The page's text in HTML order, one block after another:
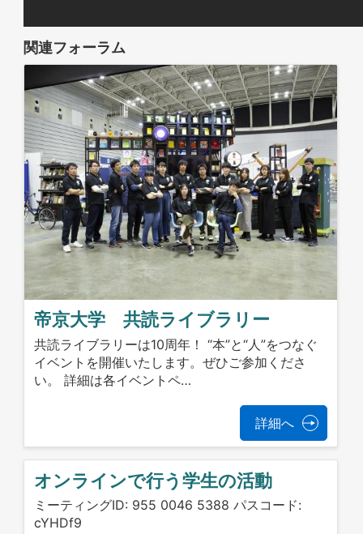
関連フォーラム
帝京大学 共読ライブラリー
共読ライブラリーは10周年！ “本”と“人”をつなぐ
イベントを開催いたします。ぜひご参加くださ
い。 詳細は各イベントペ…
詳細へ
オンラインで行う学生の活動
ミーティングID: 955 0046 5388 パスコード:
cYHDf9